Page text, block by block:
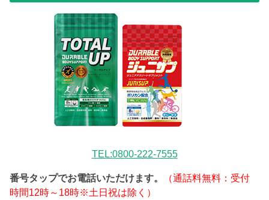
TEL:0800-222-7555
番号タップでお電話いただけます。
（通話料無料：受付
時間12時～18時※土日祝は除く）